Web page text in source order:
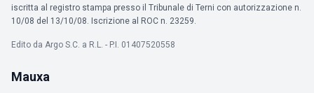
iscritta al registro stampa presso il Tribunale di Terni con autorizzazione n.
10/08 del 13/10/08. Iscrizione al ROC n. 23259.
Edito da Argo S.C. a R.L. - P.I. 01407520558
Mauxa